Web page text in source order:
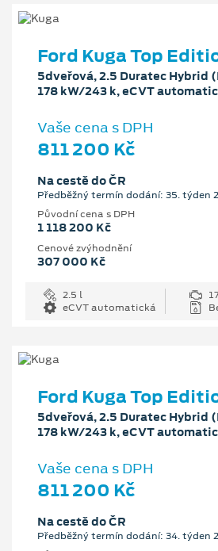
Ford Kuga Top
5dveřová, 2.5 Duratec Hybrid
178 kW/243 k, eCVT
Vaše cena s DPH
811 200 Kč
Na cestě do ČR
Předběžný termín dodání: 35. týden
Původní cena s DPH
1 118 200 Kč
Cenové zvýhodnění
307 000 Kč
2.5 l
eCVT automatická
Ford Kuga Top
5dveřová, 2.5 Duratec Hybrid
178 kW/243 k, eCVT
Vaše cena s DPH
811 200 Kč
Na cestě do ČR
Předběžný termín dodání: 34. týden